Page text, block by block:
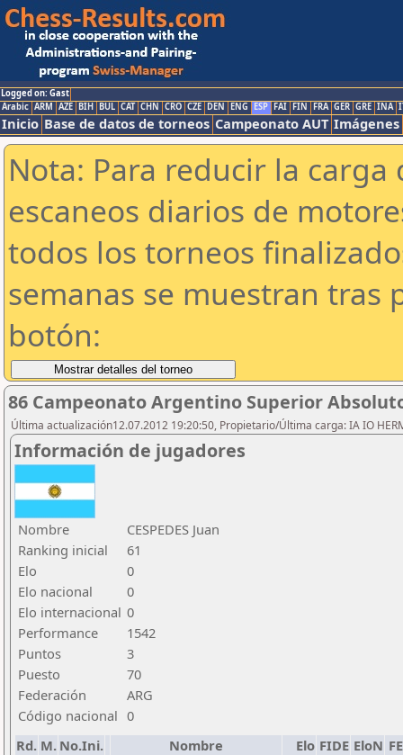
Logged on: Gast
Arabic ARM AZE BIH BUL CAT CHN CRO CZE DEN ENG ESP FAI FIN FRA GER GRE INA
Inicio Base de datos de torneos Campeonato AUT Imágenes
Nota: Para reducir la
escaneos diarios de
todos los torneos
semanas se muestran tras
botón:
86 Campeonato Argentino Superior
Última actualización12.07.2012 19:20:50, Propietario/Última carga: IA IO
Información de jugadores
Nombre
CESPEDES Juan
Ranking inicial
61
Elo
0
Elo nacional
0
Elo internacional 0
Performance
1542
Puntos
3
Puesto
70
Federación
ARG
Código nacional 0
Rd. M. No.Ini. Nombre Elo FIDE EloN